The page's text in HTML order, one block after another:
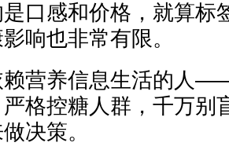
口感和价格，就算标
响也非常有限。
赖营养信息生活的人
格控糖人群，千万别
决策。